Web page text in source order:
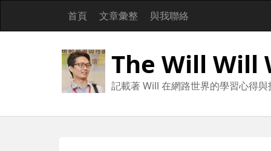
首頁 文章彙整 與我聯絡
The Will Will
記載著 Will 在網路世界的學習心得與